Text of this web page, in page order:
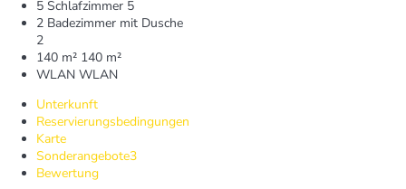
5 Schlafzimmer 5
2 Badezimmer mit Dusche
2
140 m² 140 m²
WLAN WLAN
Unterkunft
Reservierungsbedingungen
Karte
Sonderangebote3
Bewertung